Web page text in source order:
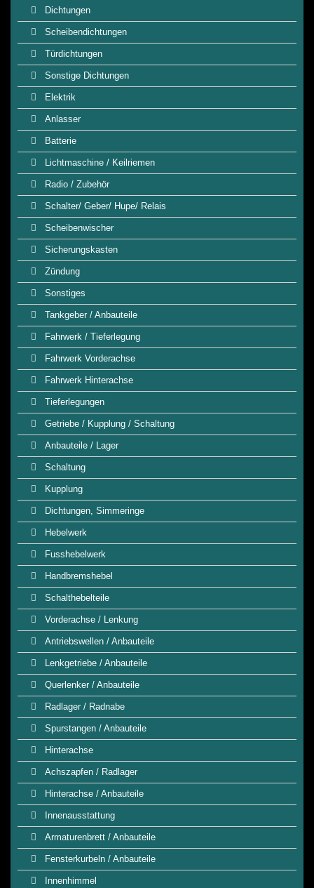
Dichtungen
Scheibendichtungen
Türdichtungen
Sonstige Dichtungen
Elektrik
Anlasser
Batterie
Lichtmaschine / Keilriemen
Radio / Zubehör
Schalter/ Geber/ Hupe/ Relais
Scheibenwischer
Sicherungskasten
Zündung
Sonstiges
Tankgeber / Anbauteile
Fahrwerk / Tieferlegung
Fahrwerk Vorderachse
Fahrwerk Hinterachse
Tieferlegungen
Getriebe / Kupplung / Schaltung
Anbauteile / Lager
Schaltung
Kupplung
Dichtungen, Simmeringe
Hebelwerk
Fusshebelwerk
Handbremshebel
Schalthebelteile
Vorderachse / Lenkung
Antriebswellen / Anbauteile
Lenkgetriebe / Anbauteile
Querlenker / Anbauteile
Radlager / Radnabe
Spurstangen / Anbauteile
Hinterachse
Achszapfen / Radlager
Hinterachse / Anbauteile
Innenausstattung
Armaturenbrett / Anbauteile
Fensterkurbeln / Anbauteile
Innenhimmel